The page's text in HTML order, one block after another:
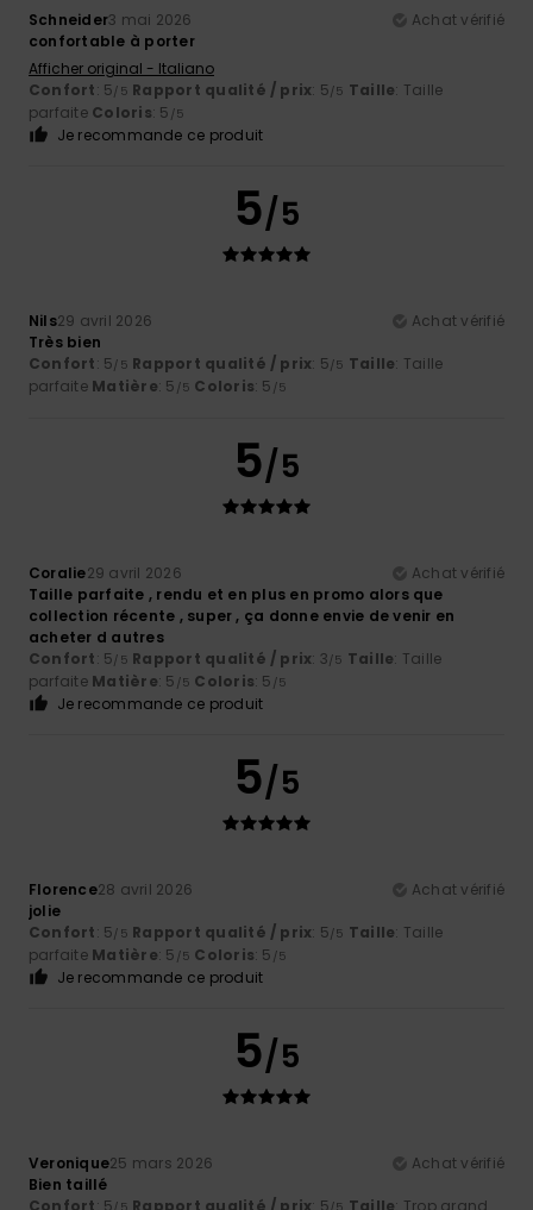
Schneider3 mai 2026
Achat vérifié
confortable à porter
Afficher original - Italiano
Confort: 5/5 Rapport qualité / prix: 5/5 Taille: Taille
parfaite Coloris: 5 /5
Je recommande ce produit
5/5
Nils29 avril 2026
Achat vérifié
Très bien
Confort: 5/5 Rapport qualité / prix: 5/5 Taille: Taille
parfaite Matière: 5 /5 Coloris: 5 /5
5/5
Coralie29 avril 2026
Achat vérifié
Taille parfaite , rendu et en plus en promo alors que
collection récente , super , ça donne envie de venir en
acheter d autres
Confort: 5/5 Rapport qualité / prix: 3/5 Taille: Taille
parfaite Matière: 5 /5 Coloris: 5 /5
Je recommande ce produit
5/5
Florence28 avril 2026
Achat vérifié
jolie
Confort: 5/5 Rapport qualité / prix: 5/5 Taille: Taille
parfaite Matière: 5 /5 Coloris: 5 /5
Je recommande ce produit
5/5
Veronique25 mars 2026
Achat vérifié
Bien taillé